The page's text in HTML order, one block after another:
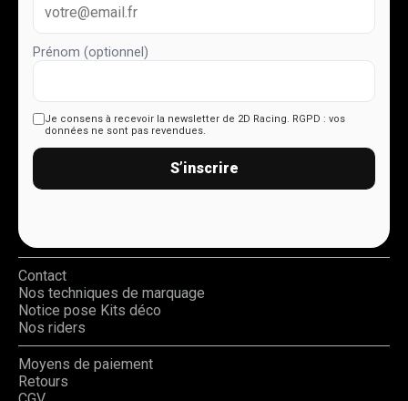
Prénom (optionnel)
Je consens à recevoir la newsletter de 2D Racing. RGPD : vos
données ne sont pas revendues.
S’inscrire
Contact
Nos techniques de marquage
Notice pose Kits déco
Nos riders
Moyens de paiement
Retours